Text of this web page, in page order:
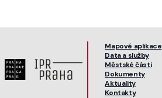
Mapové aplikace
Data a služby
Městské části
Dokumenty
Aktuality
Kontakty